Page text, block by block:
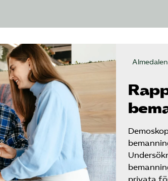
Almedalen